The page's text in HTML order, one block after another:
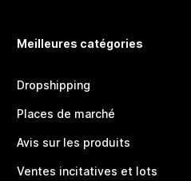
Meilleures catégories
Dropshipping
Places de marché
Avis sur les produits
Ventes incitatives et lots